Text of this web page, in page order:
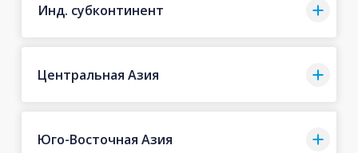
Инд. субконтинент
Центральная Азия
Юго-Восточная Азия